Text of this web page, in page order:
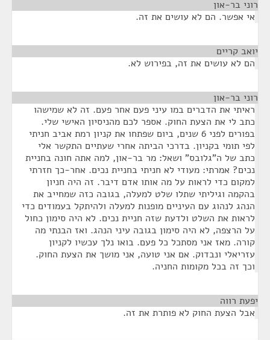
רוני בר-און
אי אפשר. הם לא עושים את זה.
יואב קריים
הם לא עושים את זה, בפירוש לא.
רוני בר-און
ראיתי את הדברים במו עיני פעם אחר פעם. זה לא שמישהו
כתב לי את הצעת החוק. אספר לכם מהניסיון האישי שלי.
בפורים לפני 6 שנים, ביום שפתחו את קניון רמת אביב חניתי
לפי תומי בקניון. בדרכי הביתה אחרי שעתיים התקשר אלי
כתב של ה"גלובס" ושאל: מר בר-און, למה אתה חונה בחניית
נכים? אמרתי: מעודי לא חניתי בחניית נכים. אחר-כך חזרתי
למקום כדי לראות על מה אותו אדם דיבר. זה היה חניון
בהקמה וגיליתי שתלו שלט למעלה, בגובה כזה שמחייב את
הנהג לנהוג עם העיניים מופנות למעלה ולהיתקל בעמודים כדי
לראות את השלט ולדעת שזה חניית נכים. לא היה סימון כחול
על הרצפה, לא היה סימון בגובה עיני הנהג. ואז הבנתי מה
קורה. מאז אני מסתכל כל פעם. בואו נלך עכשיו לקניון
עזריאלי ונבדוק. אם אני טועה, אני מושך את הצעת החוק.
וכך זה בכל מקומות החניה.
יפעת רווה
אבל הצעת החוק לא פותרת את זה.